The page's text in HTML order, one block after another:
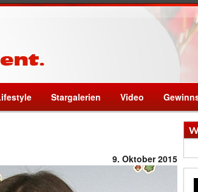
Stargalerien Video
9. Oktober 2015